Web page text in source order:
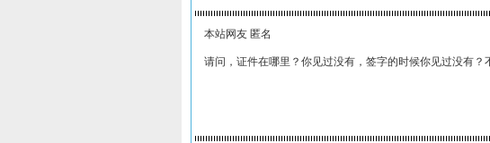
本站网友 匿名
请问，证件在哪里？你见过没有，签字的时候你见过没有？